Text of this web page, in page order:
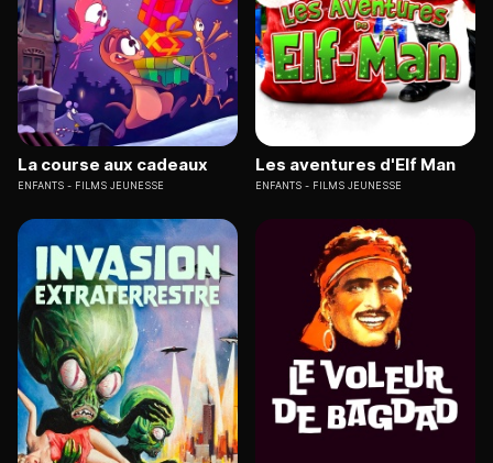
La course aux cadeaux
ENFANTS FILMS JEUNESSE
Les aventures d'Elf Man
ENFANTS FILMS JEUNESSE